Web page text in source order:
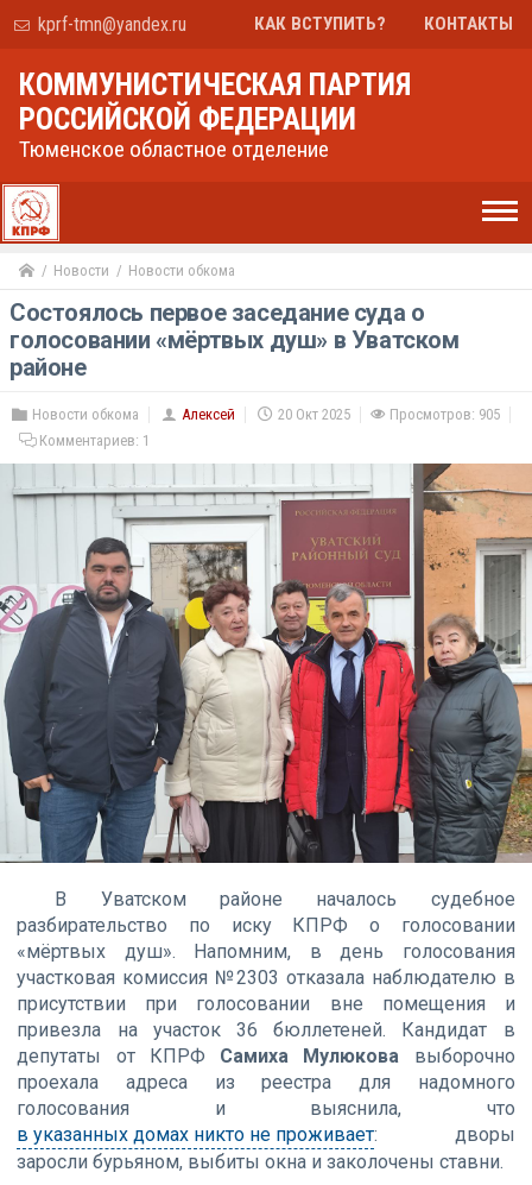
kprf-tmn@yandex.ru КАК ВСТУПИТЬ? КОНТАКТЫ
КОММУНИСТИЧЕСКАЯ ПАРТИЯ
РОССИЙСКОЙ ФЕДЕРАЦИИ
Тюменское областное отделение
Новости Новости обкома
Состоялось первое заседание суда о
голосовании «мёртвых душ» в Уватском
районе
Новости обкома Алексей 20 Окт 2025
Просмотров: 905
Комментариев: 1
В Уватском районе началось судебное
разбирательство по иску КПРФ о голосовании
«мёртвых душ». Напомним, в день голосования
участковая комиссия №2303 отказала наблюдателю в
присутствии при голосовании вне помещения и
привезла на участок 36 бюллетеней. Кандидат в
депутаты от КПРФ Самиха Мулюкова выборочно
проехала адреса из реестра для надомного
голосования и выяснила, что
в указанных домах никто не проживает: дворы
заросли бурьяном, выбиты окна и заколочены ставни.